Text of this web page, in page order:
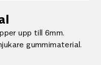
upp till 6mm.
gummimaterial.